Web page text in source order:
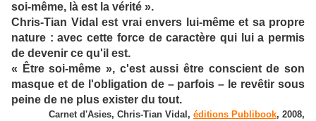
soi-même, là est la vérité ».
Chris-Tian Vidal est vrai envers lui-même et sa propre
nature : avec cette force de caractère qui lui a permis
de devenir ce qu'il est.
« Être soi-même », c'est aussi être conscient de son
masque et de l'obligation de – parfois – le revêtir sous
peine de ne plus exister du tout.
Carnet d'Asies, Chris-Tian Vidal, éditions Publibook, 2008,